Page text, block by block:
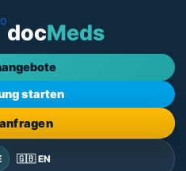
docMeds
starten
🇬🇧 EN